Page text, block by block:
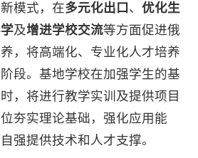
模式，在多元化出口 、 优化生
及增进学校交流等方面促进俄
，将高端化、专业化人才培养
段。基地学校在加强学生的基
，将进行教学实训及提供项目
夯实理论基础，强化应用能
强提供技术和人才支撑。